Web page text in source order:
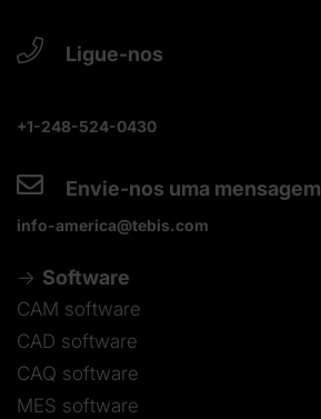
Ligue-nos
+1-248-524-0430
Envie-nos uma mensagem
info-america@tebis.com
Software
CAM software
CAD software
CAQ software
MES software